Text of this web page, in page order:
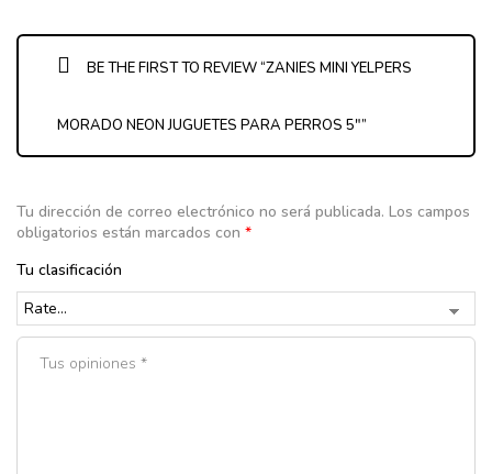
BE THE FIRST TO REVIEW “ZANIES MINI YELPERS
MORADO NEON JUGUETES PARA PERROS 5″”
Tu dirección de correo electrónico no será publicada. Los campos
obligatorios están marcados con *
Tu clasificación